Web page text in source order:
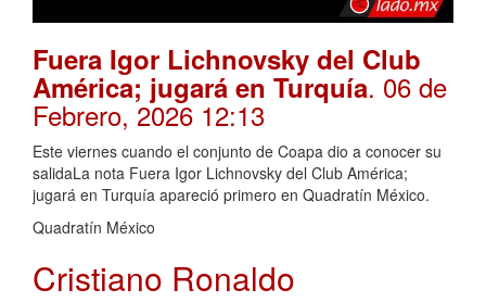
Fuera Igor Lichnovsky del Club
América; jugará en Turquía. 06 de
Febrero, 2026 12:13
Este viernes cuando el conjunto de Coapa dio a conocer su
salidaLa nota Fuera Igor Lichnovsky del Club América;
jugará en Turquía apareció primero en Quadratín México.
Quadratín México
Cristiano Ronaldo